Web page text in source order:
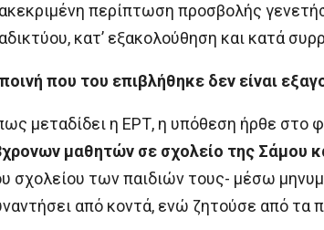
περίπτωση προσβολής
κατ’ εξακολούθηση και κατά
που του επιβλήθηκε δεν είναι
μεταδίδει η ΕΡΤ, η υπόθεση ήρθε στο
μαθητών σε σχολείο της Σάμου
σχολείου των παιδιών τους- μέσω
από κοντά, ενώ ζητούσε από τα